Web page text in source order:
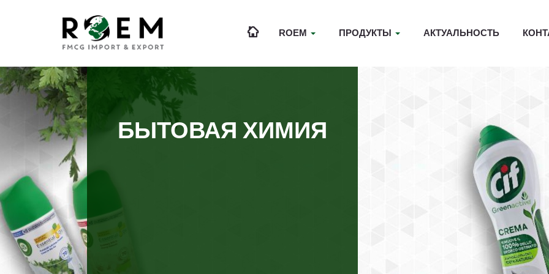
ROEM ПРОДУКТЫ АКТУАЛЬНОСТЬ
БЫТОВАЯ ХИМИЯ